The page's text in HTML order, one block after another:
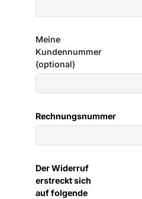
Meine
Kundennummer
(optional)
Rechnungsnummer
Der Widerruf
erstreckt sich
auf folgende